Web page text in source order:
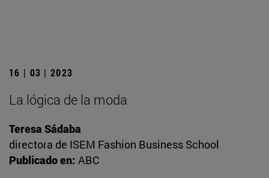
16 | 03 | 2023
La lógica de la moda
Teresa Sádaba
directora de ISEM Fashion Business School
Publicado en: ABC